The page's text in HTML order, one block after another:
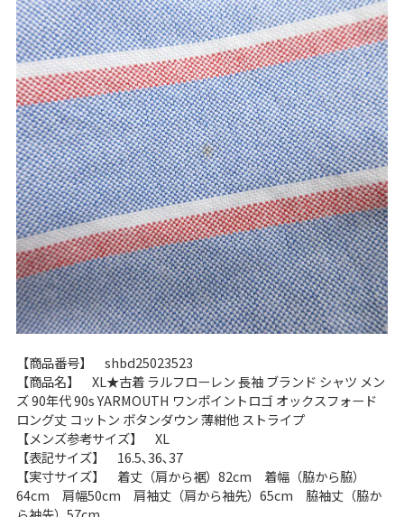
【商品番号】 shbd25023523
【商品名】 XL★古着 ラルフローレン 長袖 ブランド シャツ メン
ズ 90年代 90s YARMOUTH ワンポイントロゴ オックスフォード
ロング丈 コットン ボタンダウン 薄紺他 ストライプ
【メンズ参考サイズ】 XL
【表記サイズ】 16.5､36､37
【実寸サイズ】 着丈（肩から裾）82cm 着幅（脇から脇）
64cm 肩幅50cm 肩袖丈（肩から袖先）65cm 脇袖丈（脇か